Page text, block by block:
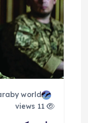
world
11 views